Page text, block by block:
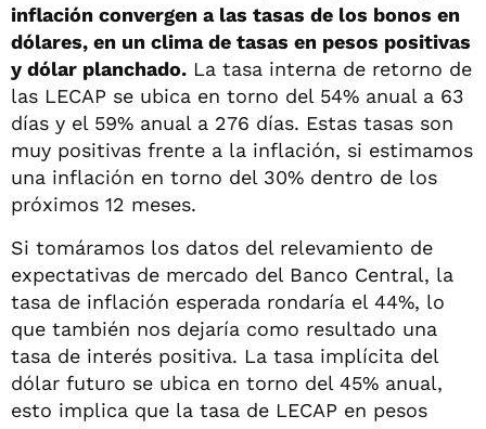
inflación convergen a las tasas de los bonos en
dólares, en un clima de tasas en pesos positivas
y dólar planchado. La tasa interna de retorno de
las LECAP se ubica en torno del 54% anual a 63
días y el 59% anual a 276 días. Estas tasas son
muy positivas frente a la inflación, si estimamos
una inflación en torno del 30% dentro de los
próximos 12 meses.
Si tomáramos los datos del relevamiento de
expectativas de mercado del Banco Central, la
tasa de inflación esperada rondaría el 44%, lo
que también nos dejaría como resultado una
tasa de interés positiva. La tasa implícita del
dólar futuro se ubica en torno del 45% anual,
esto implica que la tasa de LECAP en pesos